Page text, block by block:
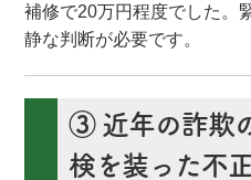
補修で20万円程度でした。
静な判断が必要です。
③ 近年の詐欺
検を装った不